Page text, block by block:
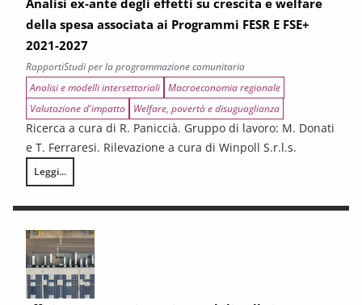
Analisi ex-ante degli effetti su crescita e welfare
della spesa associata ai Programmi FESR E FSE+
2021-2027
RapportiStudi per la programmazione comunitaria
Analisi e modelli intersettoriali Macroeconomia regionale
Valutazione d'impatto
Welfare, povertà e disuguaglianza
Ricerca a cura di R. Paniccià. Gruppo di lavoro: M. Donati
e T. Ferraresi. Rilevazione a cura di Winpoll S.r.l.s.
Leggi...
Analisi ex-ante degli effetti su crescita e welfare della spesa associata